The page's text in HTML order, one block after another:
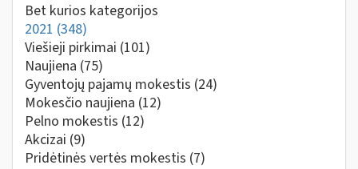
Bet kurios kategorijos
2021 (348)
Viešieji pirkimai (101)
Naujiena (75)
Gyventojų pajamų mokestis (24)
Mokesčio naujiena (12)
Pelno mokestis (12)
Akcizai (9)
Pridėtinės vertės mokestis (7)